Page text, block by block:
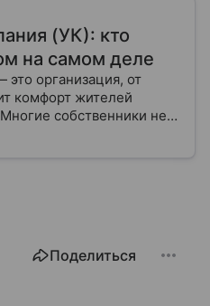
(УК): кто
на самом деле
организация, от
комфорт жителей
собственники не
именно услуги УК
Поделиться